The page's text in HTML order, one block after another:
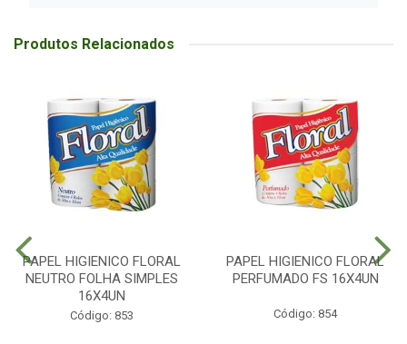
Produtos Relacionados
PAPEL HIGIENICO FLORAL
NEUTRO FOLHA SIMPLES
16X4UN
Código: 853
PAPEL HIGIENICO FLORAL
PERFUMADO FS 16X4UN
Código: 854